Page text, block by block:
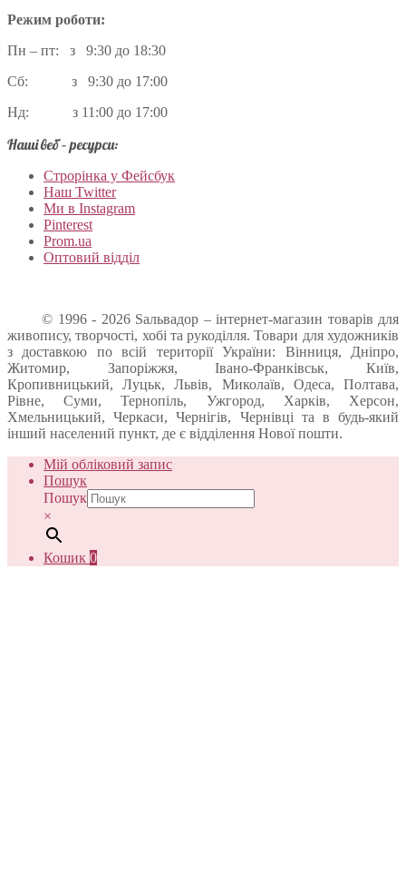
Режим роботи:
Пн – пт: з 9:30 до 18:30
Сб: з 9:30 до 17:00
Нд: з 11:00 до 17:00
Наші веб – ресурси:
Строрінка у Фейсбук
Наш Twitter
Ми в Instagram
Pinterest
Prom.ua
Оптовий відділ
© 1996 - 2026 Sальвадор – інтернет-магазин товарів для
живопису, творчості, хобі та рукоділля. Товари для художників
з доставкою по всій території України: Вінниця, Дніпро,
Житомир, Запоріжжя, Івано-Франківськ, Київ,
Кропивницький, Луцьк, Львів, Миколаїв, Одеса, Полтава,
Рівне, Суми, Тернопіль, Ужгород, Харків, Херсон,
Хмельницький, Черкаси, Чернігів, Чернівці та в будь-який
інший населений пункт, де є відділення Нової пошти.
Мій обліковий запис
Пошук
Пошук
×
Кошик 0